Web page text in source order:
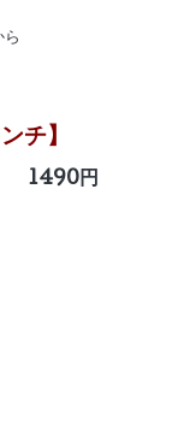
チ】
1490円